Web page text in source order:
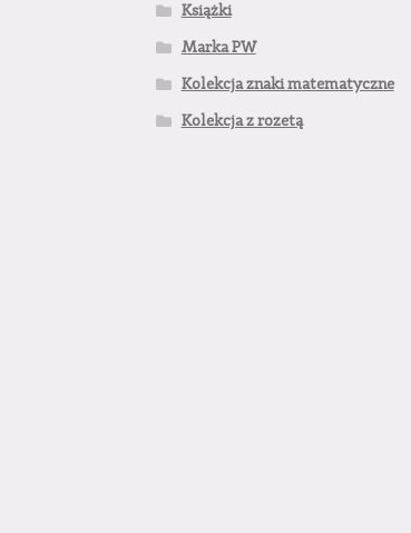
Książki
Marka PW
Kolekcja znaki matematyczne
Kolekcja z rozetą